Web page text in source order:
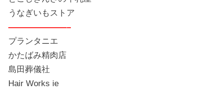
うなぎいもストア
———————–
プランタニエ
かたばみ精肉店
島田葬儀社
Hair Works ie